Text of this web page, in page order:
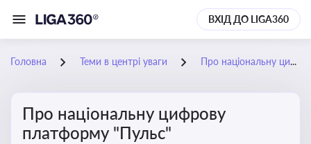
ВХІД ДО LIGA360
Головна Теми в центрі уваги Про національну цифрову платформу "Пульс"
Про національну цифрову
платформу "Пульс"